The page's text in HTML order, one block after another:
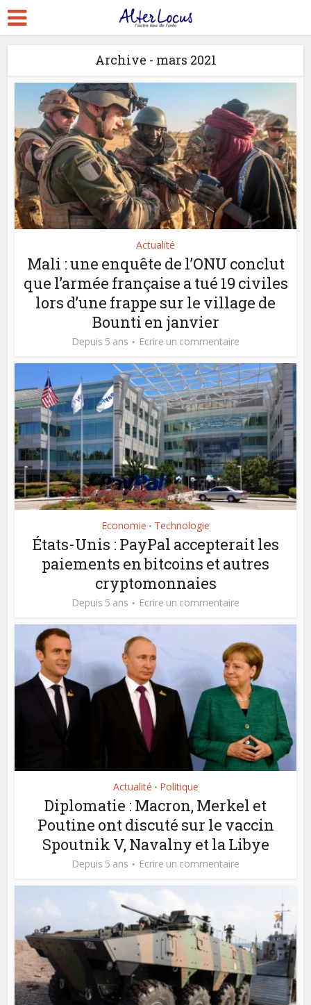
Archive - mars 2021
Actualité
Mali : une enquête de l’ONU conclut
que l’armée française a tué 19 civiles
lors d’une frappe sur le village de
Bounti en janvier
Depuis 5 ans Ecrire un commentaire
Economie • Technologie
États-Unis : PayPal accepterait les
paiements en bitcoins et autres
cryptomonnaies
Depuis 5 ans Ecrire un commentaire
Actualité • Politique
Diplomatie : Macron, Merkel et
Poutine ont discuté sur le vaccin
Spoutnik V, Navalny et la Libye
Depuis 5 ans Ecrire un commentaire